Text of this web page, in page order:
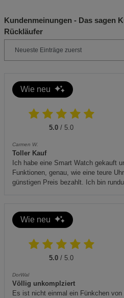
Kundenmeinungen - Das sagen
Rückläufer
Wie neu
5.0 / 5.0
Carmen W.
Toller Kauf
Ich habe eine Smart Watch gekauft
Funktionen, genau, wie eine teure
günstigen Preis bezahlt. Ich bin
Wie neu
5.0 / 5.0
DorWal
Völlig unkomplziert
Es ist nicht einmal ein Fünkchen von
Beschreibung Notwendige Cookies
Cookie-
Statistik Cookies (2)
Beschreibung Statistik Cookies
Cookie-
Cookie-